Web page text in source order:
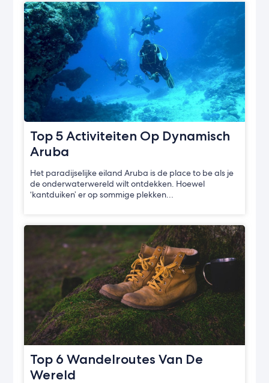
Top 5 Activiteiten Op Dynamisch
Aruba
Het paradijselijke eiland Aruba is de place to be als je
de onderwaterwereld wilt ontdekken. Hoewel
‘kantduiken’ er op sommige plekken…
Top 6 Wandelroutes Van De
Wereld